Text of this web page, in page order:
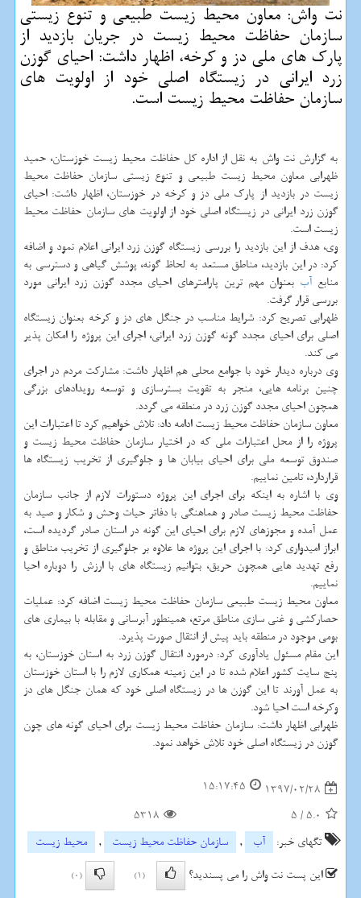
نت واش: معاون محیط زیست طبیعی و تنوع زیستی
سازمان حفاظت محیط زیست در جریان بازدید از
پارك های ملی دز و كرخه، اظهار داشت: احیای گوزن
زرد ایرانی در زیستگاه اصلی خود از اولویت های
سازمان حفاظت محیط زیست است.
به گزارش نت واش به نقل از اداره كل حفاظت محیط زیست خوزستان، حمید
ظهرابی معاون محیط زیست طبیعی و تنوع زیستی سازمان حفاظت محیط
زیست در بازدید از پارك ملی دز و كرخه در خوزستان، اظهار داشت: احیای
گوزن زرد ایرانی در زیستگاه اصلی خود از اولویت های سازمان حفاظت محیط
زیست است.
وی، هدف از این بازدید را بررسی زیستگاه گوزن زرد ایرانی اعلام نمود و اضافه
كرد: در این بازدید، مناطق مستعد به لحاظ گونه، پوشش گیاهی و دسترسی به
منابعآب بعنوان مهم ترین پارامترهای احیای مجدد گوزن زرد ایرانی مورد
بررسی قرار گرفت.
ظهرابی تصریح كرد: شرایط مناسب در جنگل های دز و كرخه بعنوان زیستگاه
اصلی برای احیای مجدد گونه گوزن زرد ایرانی، اجرای این پروژه را امكان پذیر
می كند.
وی درباره دیدار خود با جوامع محلی هم اظهار داشت: مشاركت مردم در اجرای
چنین برنامه هایی، منجر به تقویت بسترسازی و توسعه رویدادهای بزرگی
همچون احیای مجدد گوزن زرد در منطقه می گردد.
معاون سازمان حفاظت محیط زیست ادامه داد: تلاش خواهیم كرد تا اعتبارات این
پروژه را از محل اعتبارات ملی كه در اختیار سازمان حفاظت محیط زیست و
صندوق توسعه ملی برای احیای بیابان ها و جلوگیری از تخریب زیستگاه ها
قراردارد، تامین نماییم.
وی با اشاره به اینكه برای اجرای این پروژه دستورات لازم از جانب سازمان
حفاظت محیط زیست صادر و هماهنگی با دفاتر حیات وحش و شكار و صید به
عمل آمده و مجوزهای لازم برای احیای این گونه در استان صادر گردیده است،
ابراز امیدواری كرد: با اجرای این پروژه ها علاوه بر جلوگیری از تخریب مناطق و
رفع تهدید هایی همچون حریق، بتوانیم زیستگاه های با ارزش را دوباره احیا
نماییم.
معاون محیط زیست طبیعی سازمان حفاظت محیط زیست اضافه كرد: عملیات
حصاركشی و غنی سازی مناطق مرتع، همینطور آبرسانی و مقابله با بیماری های
بومی موجود در منطقه باید پیش از انتقال صورت پذیرد.
این مقام مسئول یادآوری كرد: درمورد انتقال گوزن زرد به استان خوزستان، به
پنج سایت كشور اعلام شده تا در این زمینه همكاری لازم را با استان خوزستان
به عمل آورند تا این گوزن ها در زیستگاه اصلی خود كه همان جنگل های دز
وكرخه است احیا شود.
ظهرابی اظهار داشت: سازمان حفاظت محیط زیست برای احیای گونه های چون
گوزن در زیستگاه اصلی خود تلاش خواهد نمود.
1397/02/28
15:17:45
5.0
/
5
5318
تگهای خبر:
آب , سازمان حفاظت محیط زیست ,
محیط زیست
این پست نت واش را می پسندید؟
(1)
(0)